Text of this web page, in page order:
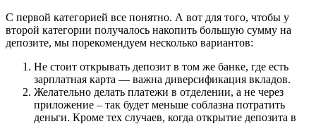
С первой категорией все понятно. А вот для того, чтобы у
второй категории получалось накопить большую сумму на
депозите, мы порекомендуем несколько вариантов:
Не стоит открывать депозит в том же банке, где есть
зарплатная карта — важна диверсификация вкладов.
Желательно делать платежи в отделении, а не через
приложение – так будет меньше соблазна потратить
деньги. Кроме тех случаев, когда открытие депозита в